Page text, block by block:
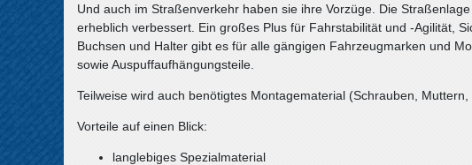
Und auch im Straßenverkehr haben sie ihre Vorzüge. Die
erheblich verbessert. Ein großes Plus für Fahrstabilität und -Agilität,
Buchsen und Halter gibt es für alle gängigen Fahrzeugmarken und
sowie Auspuffaufhängungsteile.
Teilweise wird auch benötigtes Montagematerial (Schrauben,
Vorteile auf einen Blick:
langlebiges Spezialmaterial